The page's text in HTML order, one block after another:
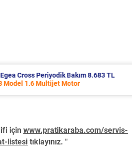
Periyodik Bakım 8.683 TL
Multijet Motor
için www.pratikaraba.com/servis-
listesi tıklayınız. "